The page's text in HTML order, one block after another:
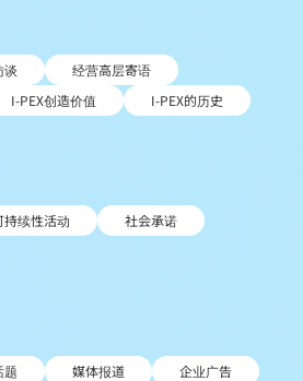
谈
经营高层寄语
I-PEX创造价值 I-PEX的历史
持续性活动
社会承诺
题 媒体报道
企业广告